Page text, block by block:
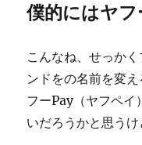
僕的にはヤ
こんなね、せっか
ンドをの名前を変
フーPay（ヤフペイ
いだろうかと思うけ